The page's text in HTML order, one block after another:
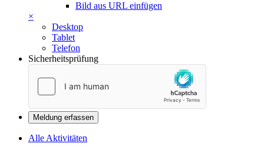
Bild aus URL einfügen
×
Desktop
Tablet
Telefon
Sicherheitsprüfung
Meldung erfassen
Alle Aktivitäten